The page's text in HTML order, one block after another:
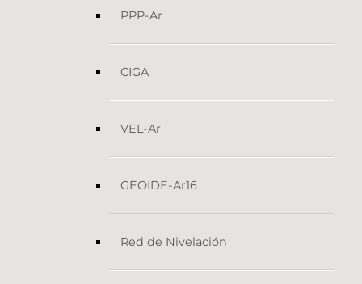
PPP-Ar
CIGA
VEL-Ar
GEOIDE-Ar16
Red de Nivelación